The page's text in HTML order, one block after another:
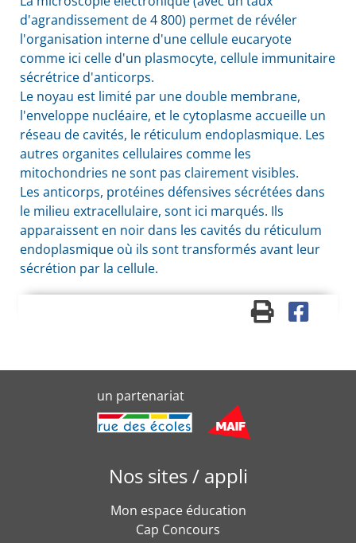
d'agrandissement de 4 800) permet de révéler
l'organisation interne d'une cellule eucaryote
comme ici celle d'un plasmocyte, cellule immunitaire
sécrétrice d'anticorps.
Le noyau est limité par une double membrane,
l'enveloppe nucléaire, et le cytoplasme accueille un
réseau de cavités, le réticulum endoplasmique. Les
autres organites cellulaires comme les
mitochondries ne sont pas clairement visibles.
Les anticorps, protéines défensives sécrétées dans
le milieu extracellulaire, sont ici marqués. Ils
apparaissent en noir dans les cavités du réticulum
endoplasmique où ils sont transformés avant leur
sécrétion par la cellule.
un partenariat
Nos sites / appli
Mon espace éducation
Cap Concours